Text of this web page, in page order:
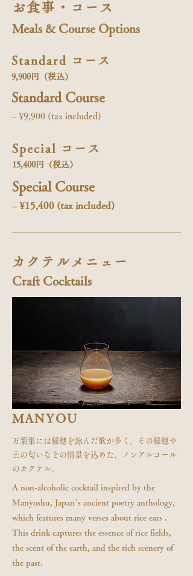
お食事・コース
Meals & Course Options
Standard コース
9,900円（税込）
Standard Course
– ¥9,900 (tax included)
Special コース
15,400円（税込）
Special Course
– ¥15,400 (tax included)
カクテルメニュー
Craft Cocktails
MANYOU
万葉集には稲穂を詠んだ歌が多く、その稲穂や
土の匂いなどの情景を込めた、ノンアルコール
のカクテル。
A non-alcoholic cocktail inspired by the
Manyoshu, Japan’s ancient poetry anthology,
which features many verses about rice ears .
This drink captures the essence of rice fields,
the scent of the earth, and the rich scenery of
the past.